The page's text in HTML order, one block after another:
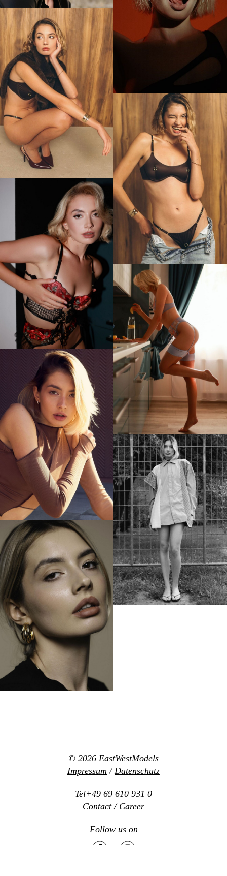
© 2026 EastWestModels
Impressum / Datenschutz
Tel+49 69 610 931 0
Contact/ Career
Follow us on